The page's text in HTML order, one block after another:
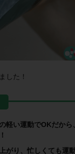
した！
軽い運動でOKだか
がり、忙しくても運